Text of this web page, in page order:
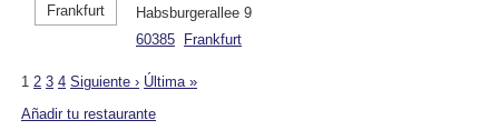
Habsburgerallee 9
60385 Frankfurt
1 2 3 4 Siguiente › Última »
Añadir tu restaurante